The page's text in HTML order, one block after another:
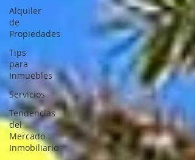
Alquiler
de
Propiedades
Tips
para
Inmuebles
Servicios
Tendencias
del
Mercado
Inmobiliario